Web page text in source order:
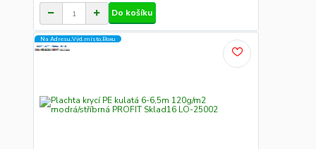
Do košíku
Na Adresu,Výd.místo,Boxu